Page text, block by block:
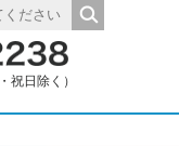
祝日除く）